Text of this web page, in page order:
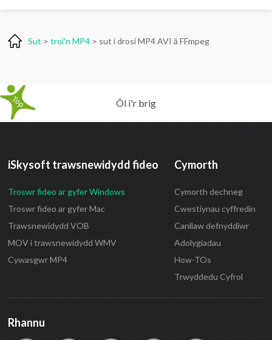
Sut >troi'n MP4 > sut i drosi MP4 AVI â FFmpeg
Ôl i'r brig
iSkysoft trawsnewidydd fideo
Troswr fideo ar gyfer Windows
Troswr fideo ar gyfer Mac
Trawsnewidydd VOB
MOV i trawsnewidydd WMV
Cywasgwr MP4
Cymorth
Cymorth dechneg
Cwestiynau cyffredin
Canllaw defnyddiwr
Adolygiadau
How-TOs
Trwyddedu Cyfrol
Rhannu